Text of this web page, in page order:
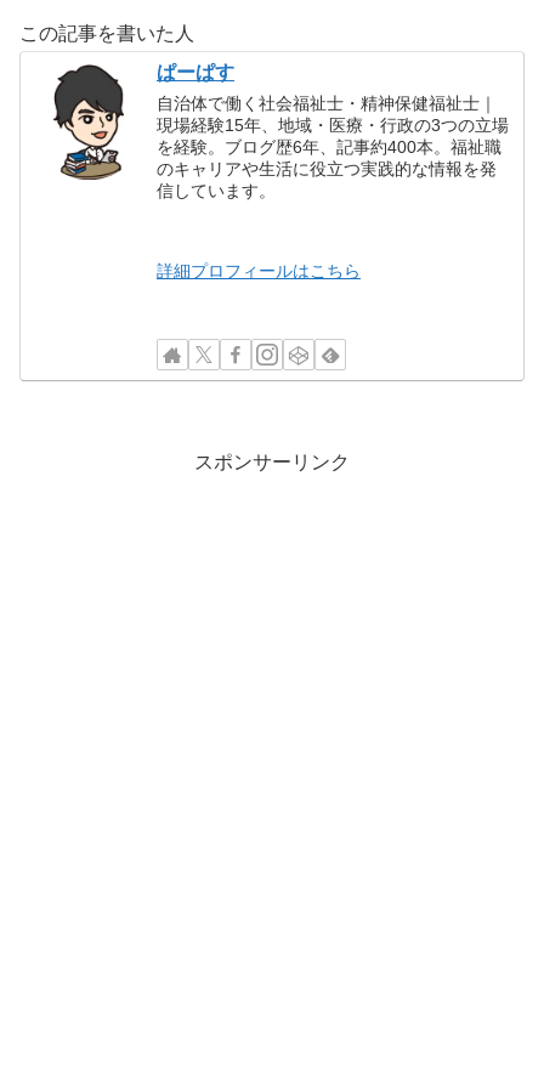
この記事を書いた人
ぱーぱす
自治体で働く社会福祉士・精神保健福祉士｜
現場経験15年、地域・医療・行政の3つの立場
を経験。ブログ歴6年、記事約400本。福祉職
のキャリアや生活に役立つ実践的な情報を発
信しています。
詳細プロフィールはこちら
スポンサーリンク